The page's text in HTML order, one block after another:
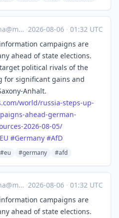
·2026-08-06 · 01:32 UTC
campaigns are
ahead of state elections.
political rivals of the
for significant gains and
Anhalt.
world/russia-steps-up-
ahead-german-
2026-08-05/
EU #Germany #AfD
#eu #germany #afd
·2026-08-06 · 01:32 UTC
campaigns are
ahead of state elections.